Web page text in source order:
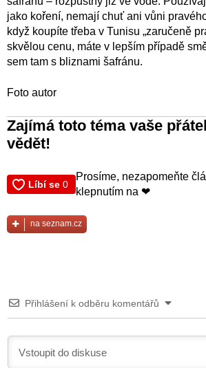
jako koření, nemají chuť ani vůni
když koupíte třeba v Tunisu „zaručeně
skvělou cenu, máte v lepším případě
sem tam s bliznami šafránu.
Foto autor
Zajímá toto téma vaše
vědět!
Prosíme, nezapomeňte
klepnutím na ❤
na seznam.cz
Přihlášení k odběru komentářů